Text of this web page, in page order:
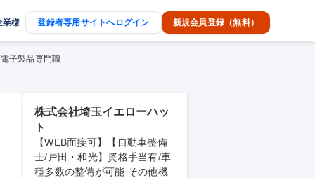
業様 登録者専用サイトへログイン 新規会員登録（無料）
子製品専門職
株式会社埼玉イエローハッ
ト
【WEB面接可】【自動車整備
士/戸田・和光】資格手当有/車
種多数の整備が可能 その他機